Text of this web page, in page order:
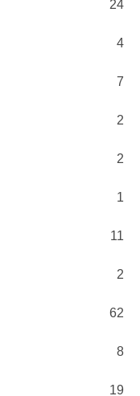
24
4
7
2
2
1
11
2
62
8
19